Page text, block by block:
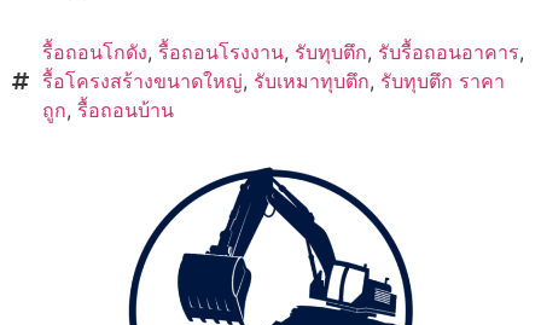
รื้อถอนโกดัง, รื้อถอนโรงงาน, รับทุบตึก, รับรื้อถอนอาคาร,
รื้อโครงสร้างขนาดใหญ่, รับเหมาทุบตึก, รับทุบตึก ราคา
ถูก, รื้อถอนบ้าน